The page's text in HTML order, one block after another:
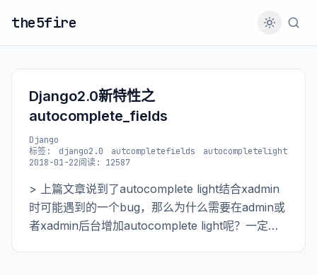
the5fire
Django2.0新特性之
autocomplete_fields
Django
标签:
django2.0 autcompletefields
autocompletelight
2018-01-22阅读: 12587
> 上篇文章说到了autocomplete light结合xadmin
时可能遇到的一个bug，那么为什么需要在admin或
者xadmin后台增加autocomplete light呢？一定要